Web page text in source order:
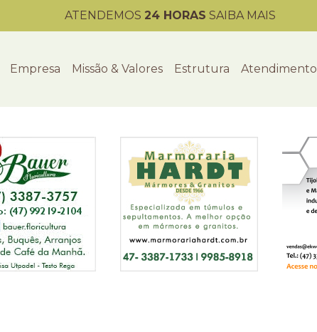
ATENDEMOS 24 HORAS SAIBA MAIS
Empresa Missão & Valores Estrutura Atendimento